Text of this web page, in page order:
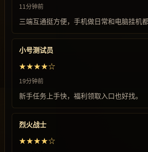
11分钟前
三端互通挺方便，手机做日常和电脑挂机都
小号测试员
★★★★☆
19分钟前
新手任务上手快，福利领取入口也好找。
烈火战士
★★★★☆